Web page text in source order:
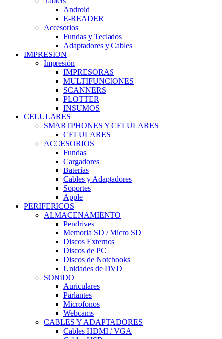
Android
E-READER
Accesorios
Fundas y Teclados
Adaptadores y Cables
IMPRESION
Impresión
IMPRESORAS
MULTIFUNCIONES
SCANNERS
PLOTTER
INSUMOS
CELULARES
SMARTPHONES Y CELULARES
CELULARES
ACCESORIOS
Fundas
Cargadores
Baterías
Cables y Adaptadores
Soportes
Apple
PERIFERICOS
ALMACENAMIENTO
Pendrives
Memoria SD / Micro SD
Discos Externos
Discos de PC
Discos de Notebooks
Unidades de DVD
SONIDO
Auriculares
Parlantes
Microfonos
Webcams
CABLES Y ADAPTADORES
Cables HDMI / VGA